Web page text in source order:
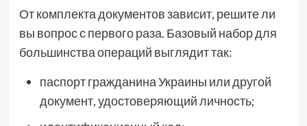
От комплекта документов зависит, решите ли
вы вопрос с первого раза. Базовый набор для
большинства операций выглядит так:
паспорт гражданина Украины или другой
документ, удостоверяющий личность;